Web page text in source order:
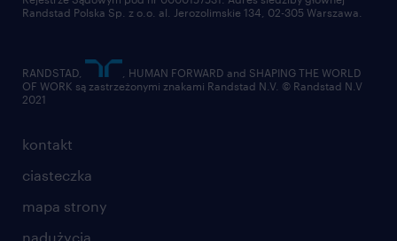
kontakt
ciasteczka
mapa strony
nadużycia
Randstad Polska Sp. z o.o. al. Jerozolimskie 134, 02-305 Warszawa.
RANDSTAD,
, HUMAN FORWARD and SHAPING THE WORLD
OF WORK są zastrzeżonymi znakami Randstad N.V. © Randstad N.V
2021